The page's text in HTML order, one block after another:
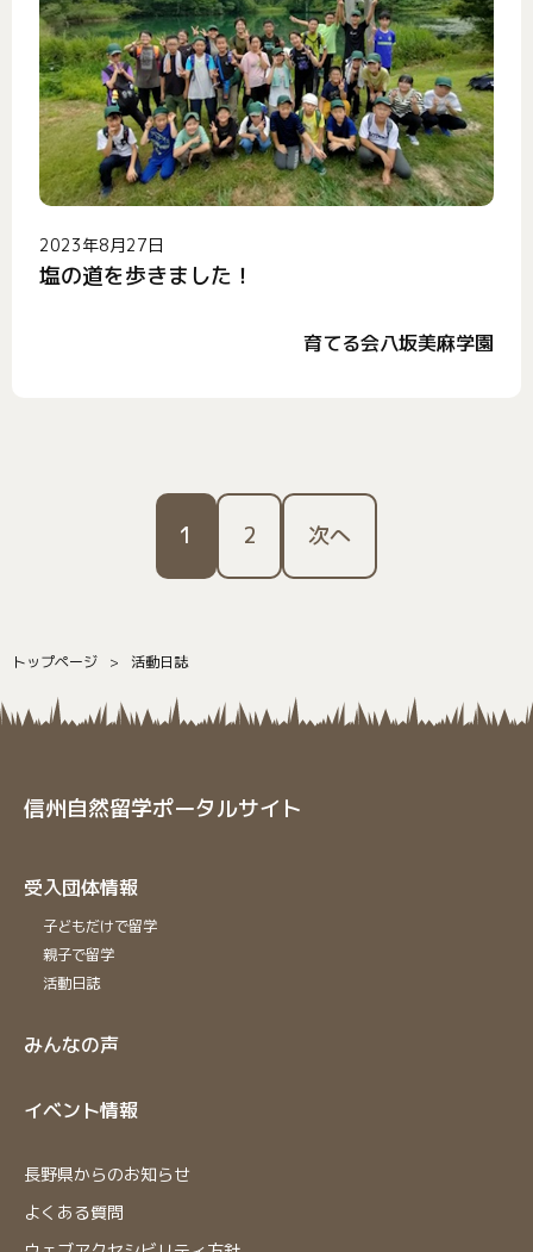
2023年8月27日
塩の道を歩きました！
育てる会八坂美麻学園
1 2 次へ
トップページ 活動日誌
信州自然留学ポータルサイト
受入団体情報
子どもだけで留学
親子で留学
活動日誌
みんなの声
イベント情報
⻑野県からのお知らせ
よくある質問